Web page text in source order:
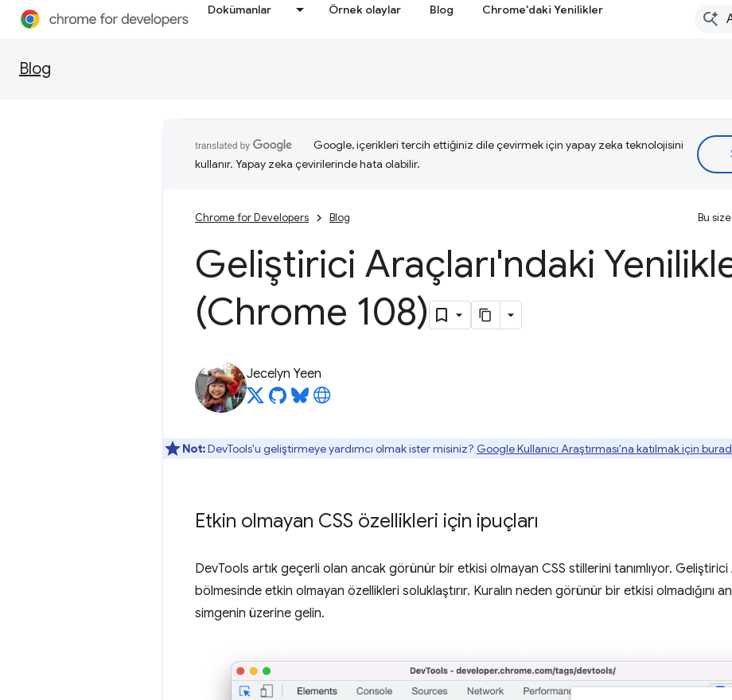
Dokümanlar Örnek olaylar Blog Chrome'daki Yenilikler
Blog
Google, içerikleri tercih ettiğiniz dile çevirmek için yapay zeka teknolojisini
kullanır. Yapay zeka çevirilerinde hata olabilir.
Chrome for Developers Blog Bu
Geliştirici Araçları'ndaki
(Chrome 108)
Jecelyn Yeen
Not:DevTools'u geliştirmeye yardımcı olmak ister misiniz? Google Kullanıcı Araştırması'na katılmak için
Etkin olmayan CSS özellikleri için ipuçları
DevTools artık geçerli olan ancak görünür bir etkisi olmayan CSS stillerini tanımlıyor. Geliştirici
bölmesinde etkin olmayan özellikleri soluklaştırır. Kuralın neden görünür bir etkisi olmadığını
simgenin üzerine gelin.